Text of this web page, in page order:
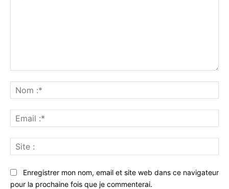
:*
:*
:
Enregistrer mon nom, email et site web dans ce navigateur
pour la prochaine fois que je commenterai.